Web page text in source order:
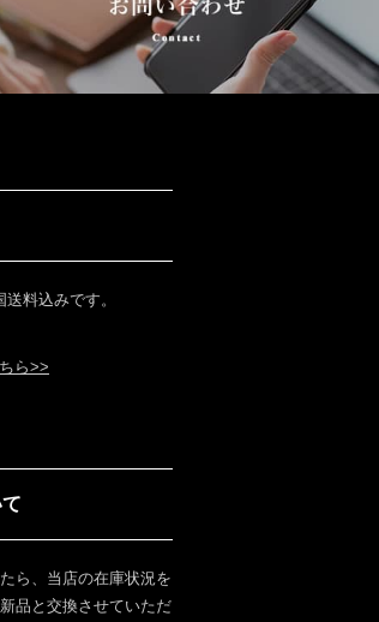
料込みです。
ら>>
ら、当店の在庫状況を
品と交換させていただ